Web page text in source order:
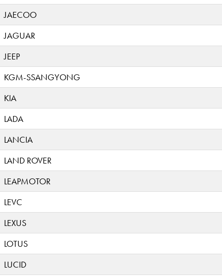
JAECOO
JAGUAR
JEEP
KGM-SSANGYONG
KIA
LADA
LANCIA
LAND ROVER
LEAPMOTOR
LEVC
LEXUS
LOTUS
LUCID